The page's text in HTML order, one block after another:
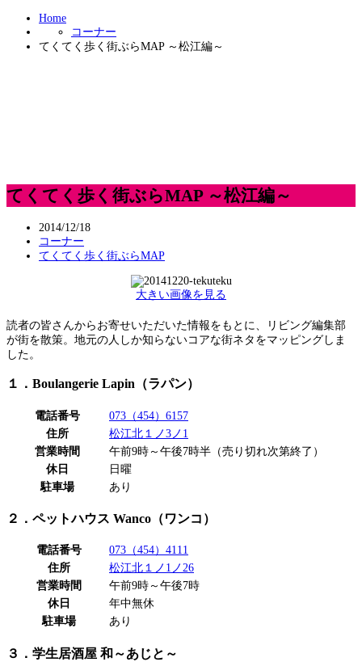
Home
コーナー
てくてく歩く街ぶらMAP ～松江編～
てくてく歩く街ぶらMAP ～松江編～
2014/12/18
コーナー
てくてく歩く街ぶらMAP
大きい画像を見る
読者の皆さんからお寄せいただいた情報をもとに、リビング編集部
が街を散策。地元の人しか知らないコアな街ネタをマッピングしま
した。
１．Boulangerie Lapin（ラパン）
電話番号
073（454）6157
住所
松江北１ノ3ノ1
営業時間
午前9時～午後7時半（売り切れ次第終了）
休日
日曜
駐車場
あり
２．ペットハウス Wanco（ワンコ）
電話番号
073（454）4111
住所
松江北１ノ1ノ26
営業時間
午前9時～午後7時
休日
年中無休
駐車場
あり
３．学生居酒屋 和～あじと～